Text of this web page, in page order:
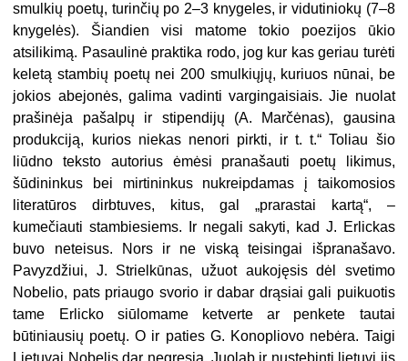
smulkių poetų, turinčių po 2–3 knygeles, ir vidutiniokų (7–8
knygelės). Šiandien visi matome tokio poezijos ūkio
atsilikimą. Pasaulinė praktika rodo, jog kur kas geriau turėti
keletą stambių poetų nei 200 smulkiųjų, kuriuos nūnai, be
jokios abejonės, galima vadinti vargingaisiais. Jie nuolat
prašinėja pašalpų ir stipendijų (A. Marčėnas), gausina
produkciją, kurios niekas nenori pirkti, ir t. t.“ Toliau šio
liūdno teksto autorius ėmėsi pranašauti poetų likimus,
šūdininkus bei mirtininkus nukreipdamas į taikomosios
literatūros dirbtuves, kitus, gal „prarastai kartą“, –
kumečiauti stambiesiems. Ir negali sakyti, kad J. Erlickas
buvo neteisus. Nors ir ne viską teisingai išpranašavo.
Pavyzdžiui, J. Strielkūnas, užuot aukojęsis dėl svetimo
Nobelio, pats priaugo svorio ir dabar drąsiai gali puikuotis
tame Erlicko siūlomame ketverte ar penkete tautai
būtiniausių poetų. O ir paties G. Konopliovo nebėra. Taigi